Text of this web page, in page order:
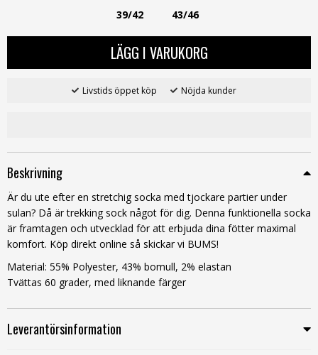
39/42 43/46
LÄGG I VARUKORG
Livstids öppet köp Nöjda kunder
Beskrivning
Är du ute efter en stretchig socka med tjockare partier under
sulan? Då är trekking sock något för dig. Denna funktionella socka
är framtagen och utvecklad för att erbjuda dina fötter maximal
komfort. Köp direkt online så skickar vi BUMS!
Material: 55% Polyester, 43% bomull, 2% elastan
Tvättas 60 grader, med liknande färger
Leverantörsinformation